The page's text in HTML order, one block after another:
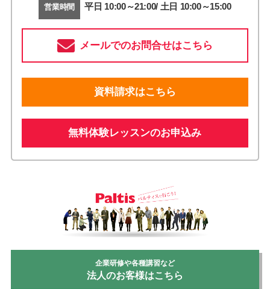
営業時間 平日 10:00～21:00/ 土日 10:00～15:00
メールでのお問合せはこちら
資料請求はこちら
無料体験レッスンのお申込み
企業研修や各種講習など
法人のお客様はこちら